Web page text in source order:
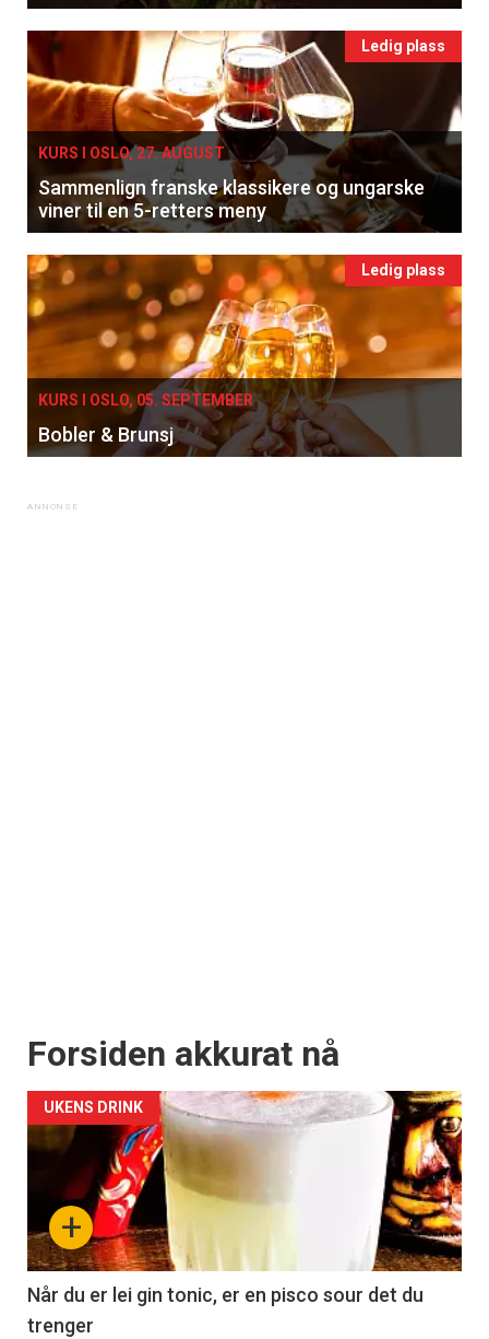
Ledig plass
KURS I OSLO, 27. AUGUST
Sammenlign franske klassikere og ungarske
viner til en 5-retters meny
Ledig plass
KURS I OSLO, 05. SEPTEMBER
Bobler & Brunsj
Forsiden akkurat nå
+
UKENS DRINK
Når du er lei gin tonic, er en pisco sour det du
trenger